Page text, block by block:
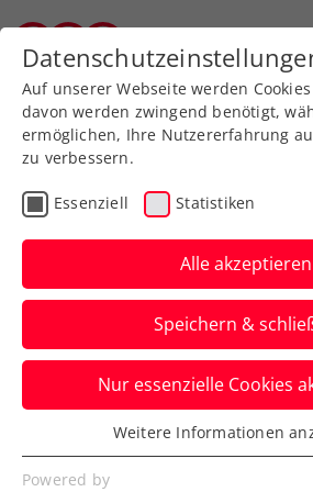
Davis Cup
ÖTV-Chance
Finnland im
ohne Heliövaara
Der Australian-Open-
bei den Gästen kurzfristig
Teilnahme ab.
Verfasst von: Manuel Wachta, 28.01.2025
Auf unserer Webseite werden
davon werden zwingend benötigt,
ermöglichen, Ihre Nutzererfahrung
zu verbessern.
Essenziell Statistiken
Alle akzeptieren
Speichern &
Nur essenzielle Cookies
Essenziell
Essenzielle Cookies werden für
Weitere Informationen
Powered by